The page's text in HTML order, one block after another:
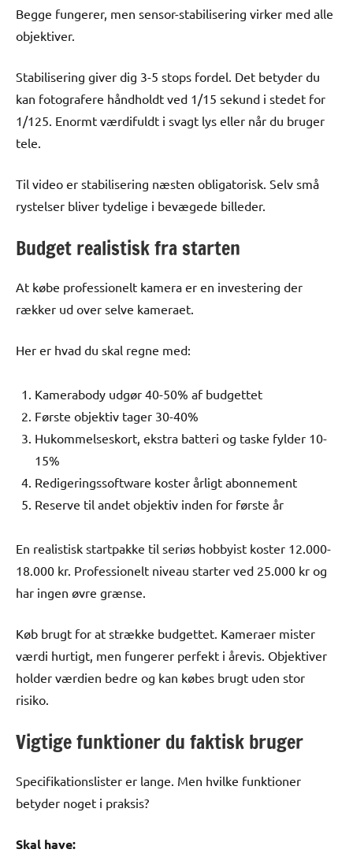
Begge fungerer, men sensor-stabilisering virker med alle
objektiver.
Stabilisering giver dig 3-5 stops fordel. Det betyder du
kan fotografere håndholdt ved 1/15 sekund i stedet for
1/125. Enormt værdifuldt i svagt lys eller når du bruger
tele.
Til video er stabilisering næsten obligatorisk. Selv små
rystelser bliver tydelige i bevægede billeder.
Budget realistisk fra starten
At købe professionelt kamera er en investering der
rækker ud over selve kameraet.
Her er hvad du skal regne med:
Kamerabody udgør 40-50% af budgettet
Første objektiv tager 30-40%
Hukommelseskort, ekstra batteri og taske fylder 10-
15%
Redigeringssoftware koster årligt abonnement
Reserve til andet objektiv inden for første år
En realistisk startpakke til seriøs hobbyist koster 12.000-
18.000 kr. Professionelt niveau starter ved 25.000 kr og
har ingen øvre grænse.
Køb brugt for at strække budgettet. Kameraer mister
værdi hurtigt, men fungerer perfekt i årevis. Objektiver
holder værdien bedre og kan købes brugt uden stor
risiko.
Vigtige funktioner du faktisk bruger
Specifikationslister er lange. Men hvilke funktioner
betyder noget i praksis?
Skal have: